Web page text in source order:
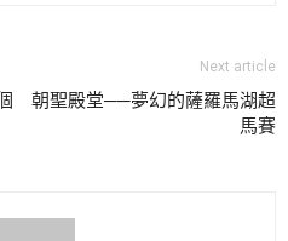
Next article
朝聖殿堂──夢幻的薩羅馬湖超
馬賽